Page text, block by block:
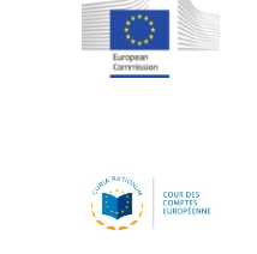
Jean-Louis
Jean-Victor
Johnny